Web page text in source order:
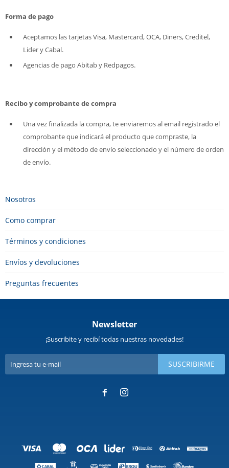
Forma de pago
Aceptamos las tarjetas Visa, Mastercard, OCA, Diners, Creditel,
Lider y Cabal.
Agencias de pago Abitab y Redpagos.
Recibo y comprobante de compra
Una vez finalizada la compra, te enviaremos al email registrado el
comprobante que indicará el producto que compraste, la
dirección y el método de envío seleccionado y el número de orden
de envío.
Nosotros
Como comprar
Términos y condiciones
Envíos y devoluciones
Preguntas frecuentes
Newsletter
¡Suscribite y recibí todas nuestras novedades!
SUSCRIBIRME
 